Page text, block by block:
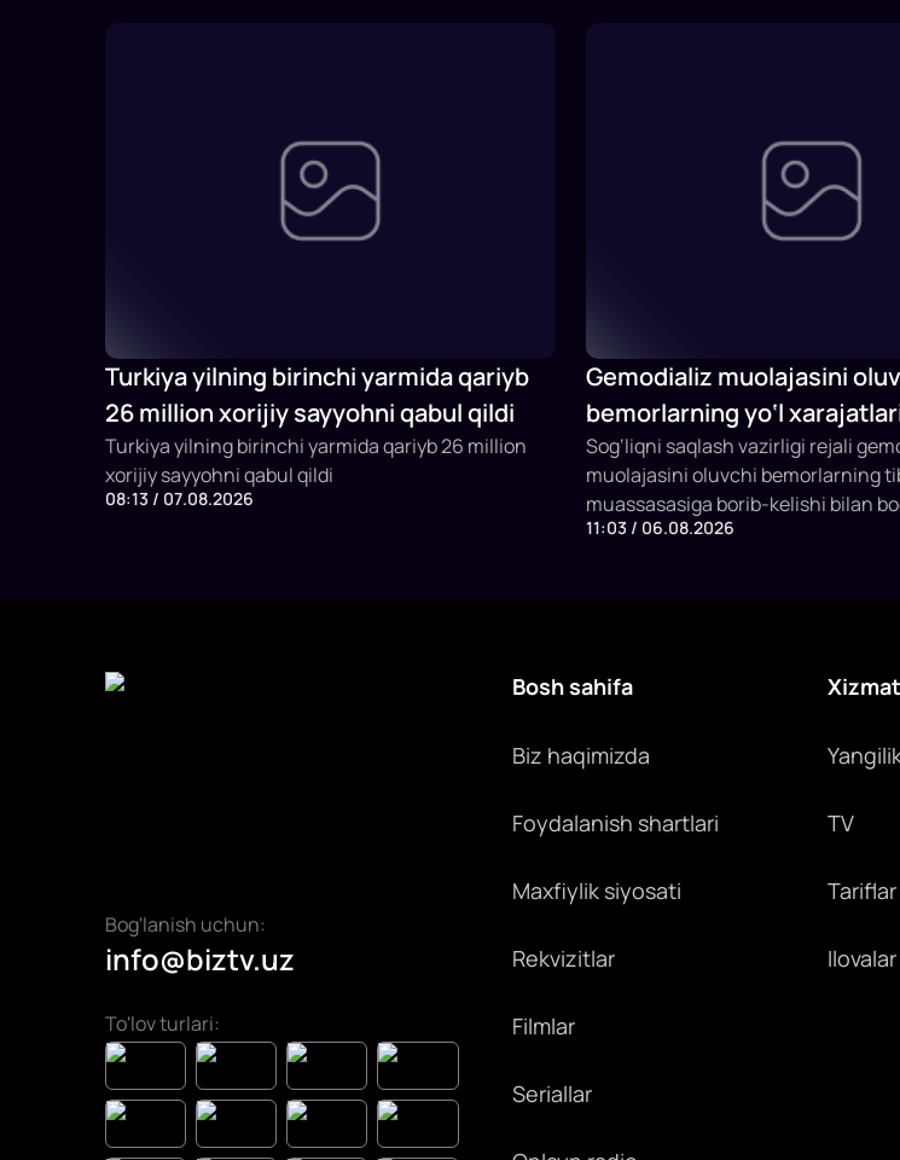
Turkiya yilning birinchi yarmida qariyb
26 million xorijiy sayyohni qabul qildi
Turkiya yilning birinchi yarmida qariyb 26 million
xorijiy sayyohni qabul qildi
08:13 / 07.08.2026
Gemodializ muolajasini
bemorlarning yo‘l
budjeti hisobidan qoplab
mumkin
Sog‘liqni saqlash vazirligi rejali
muolajasini oluvchi bemorlarning
muassasasiga borib-kelishi bilan
xarajatlarini davlat budjeti
11:03 / 06.08.2026
Bog'lanish uchun:
info@biztv.uz
To'lov turlari:
Bosh sahifa
Biz haqimizda
Foydalanish shartlari
Maxfiylik siyosati
Rekvizitlar
Filmlar
Seriallar
TV
Tariflar
Ilovalar